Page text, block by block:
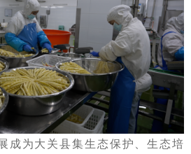
成为大关县集生态保护、生态培